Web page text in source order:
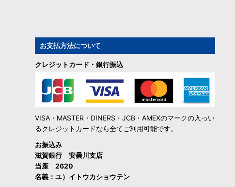
お支払方法について
クレジットカード・銀行振込
VISA・MASTER・DINERS・JCB・AMEXのマークの入っい
るクレジットカードなら全てご利用可能です。
お振込み
滋賀銀行 安曇川支店
当座 2620
名義：ユ）イトウカショウテン